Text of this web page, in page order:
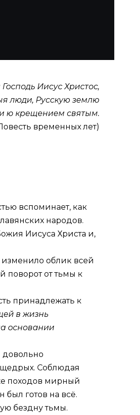
Иисус Христос,
люди, Русскую землю
ю крещением святым.
временных лет)
вспоминает, как
народов.
Иисуса Христа и,
облик всей
поворот от тьмы к
принадлежать к
в жизнь
основании
Соблюдая
походов мирный
готов на всё.
бездну тьмы.